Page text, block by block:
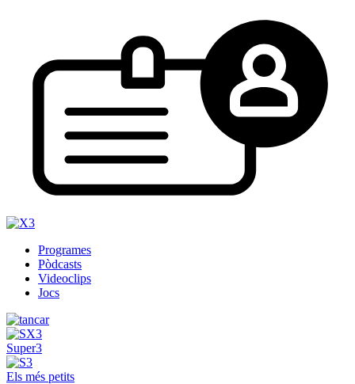
Programes
Pòdcasts
Videoclips
Jocs
Super3
Els més petits